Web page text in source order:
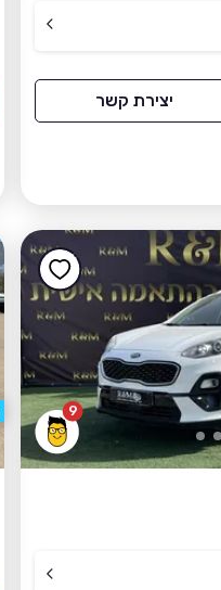
יצירת קשר
9